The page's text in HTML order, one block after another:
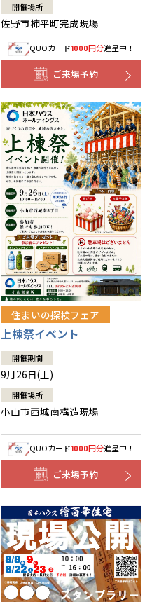
開催場所
佐野市柿平町完成現場
QUOカード1000円分進呈中！
ご来場予約
住まいの探検フェア
上棟祭イベント
開催期間
9月26日(土)
開催場所
小山市西城南構造現場
QUOカード1000円分進呈中！
ご来場予約